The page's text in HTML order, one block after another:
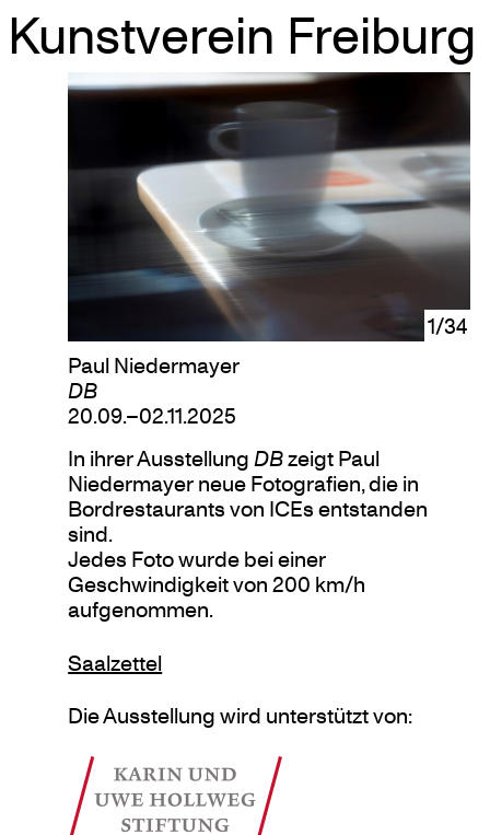
Kunstverein Freiburg
Skip
1/34
Paul Niedermayer
DB
20.09.–02.11.2025
In ihrer AusstellungDBzeigt Paul
Niedermayer neue Fotografien, die in
Bordrestaurants von ICEs entstanden
sind.
Jedes Foto wurde bei einer
Geschwindigkeit von 200 km/h
aufgenommen.
Saalzettel
Die Ausstellung wird unterstützt von: